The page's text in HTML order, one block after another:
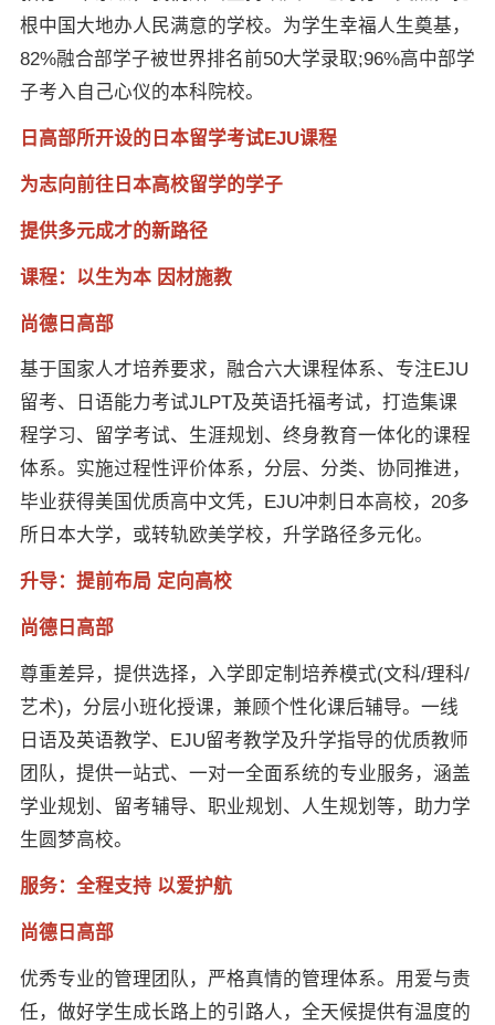
根中国大地办人民满意的学校。为学生幸福人生奠基，
82%融合部学子被世界排名前50大学录取;96%高中部学
子考入自己心仪的本科院校。
日高部所开设的日本留学考试EJU课程
为志向前往日本高校留学的学子
提供多元成才的新路径
课程：以生为本 因材施教
尚德日高部
基于国家人才培养要求，融合六大课程体系、专注EJU
留考、日语能力考试JLPT及英语托福考试，打造集课
程学习、留学考试、生涯规划、终身教育一体化的课程
体系。实施过程性评价体系，分层、分类、协同推进，
毕业获得美国优质高中文凭，EJU冲刺日本高校，20多
所日本大学，或转轨欧美学校，升学路径多元化。
升导：提前布局 定向高校
尚德日高部
尊重差异，提供选择，入学即定制培养模式(文科/理科/
艺术)，分层小班化授课，兼顾个性化课后辅导。一线
日语及英语教学、EJU留考教学及升学指导的优质教师
团队，提供一站式、一对一全面系统的专业服务，涵盖
学业规划、留考辅导、职业规划、人生规划等，助力学
生圆梦高校。
服务：全程支持 以爱护航
尚德日高部
优秀专业的管理团队，严格真情的管理体系。用爱与责
任，做好学生成长路上的引路人，全天候提供有温度的